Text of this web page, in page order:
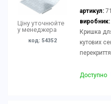
Ціну уточнюйте
у менеджера
код: 54352
артикул:
виробник:
Кришка
кутових
Доступно